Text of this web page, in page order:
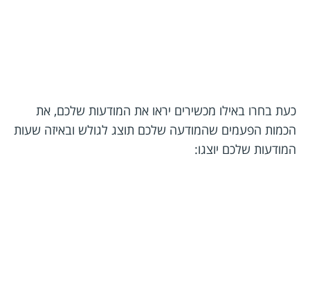
כעת בחרו באילו מכשירים יראו את המודעות שלכם, את
הכמות הפעמים שהמודעה שלכם תוצג לגולש ובאיזה שעות
המודעות שלכם יוצגו: